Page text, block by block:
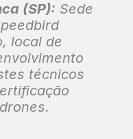
(SP): Sede
local de
técnicos